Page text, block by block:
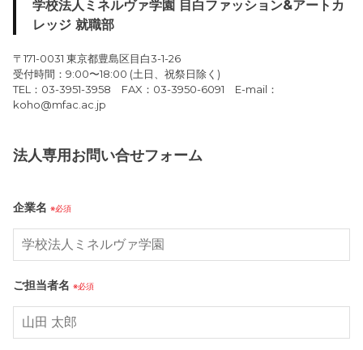
学校法人ミネルヴァ学園 目白ファッション&アートカ
レッジ 就職部
〒171-0031 東京都豊島区目白3-1-26
受付時間：9:00〜18:00 (土日、祝祭日除く)
TEL：03-3951-3958 FAX：03-3950-6091 E-mail：
koho@mfac.ac.jp
法人専用お問い合せフォーム
企業名 ※必須
ご担当者名 ※必須